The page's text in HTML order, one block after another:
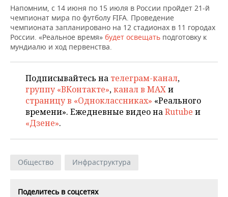
НЕФТЬ
ОПК
ЭНЕРГЕТИКА
ТРАНСПОРТ
УСЛУГИ
IT
МЕДИА
НОВОСТИ МЕРОПРИЯТИЙ
ВЫЕЗДНАЯ РЕДАКЦИЯ
ONLINE-КОНФЕРЕНЦИИ
ОТКРЫТАЯ ЛЕКЦИЯ
СПОРТ
НОВОСТИ СПОРТА
ХОККЕЙ
БАСКЕТБОЛ
ВОЛЕЙБОЛ
КИБЕРСПОРТ
ОБЩЕСТВО
ВЛАСТЬ
ИНФРАСТРУКТУРА
ИСТОРИЯ
КУЛЬТУРА
СЮЖЕТЫ
СПРАВОЧНИК
СПИСОК ПЕРСОН
СПИСОК КОМПАНИЙ
ПОЛНАЯ ВЕРСИЯ
Напомним, с 14 июня по 15 июля в России пройдет 21-й
чемпионат мира по футболу FIFA. Проведение
чемпионата запланировано на 12 стадионах в 11 городах
России. «Реальное время» будет освещать подготовку к
мундиалю и ход первенства.
Подписывайтесь на телеграм-канал,
группу «ВКонтакте»,канал в MAXи
страницу в «Одноклассниках» «Реального
времени». Ежедневные видео наRutube и
«Дзене».
Общество Инфраструктура
Поделитесь в соцсетях